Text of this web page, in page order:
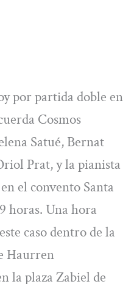
por partida doble en
Cosmos
Satué, Bernat
Prat, y la pianista
el convento Santa
horas. Una hora
caso dentro de la
Haurren
la plaza Zabiel de